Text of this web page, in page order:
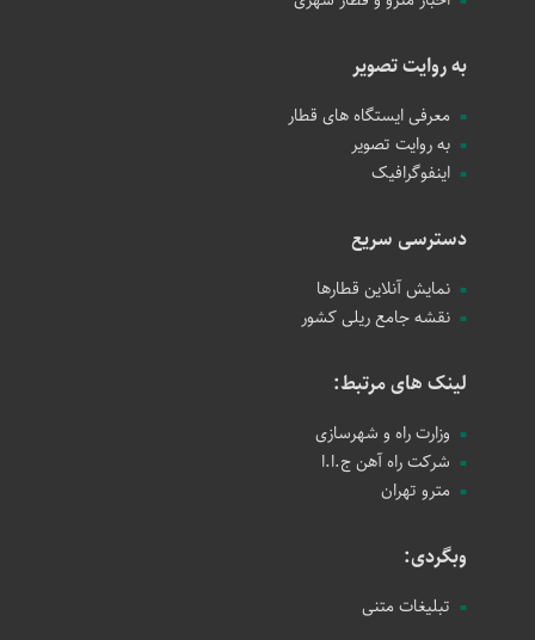
به روایت تصویر
معرفی ایستگاه های قطار
به روایت تصویر
اینفوگرافیک
دسترسی سریع
نمایش آنلاین قطارها
نقشه جامع ریلی کشور
لینک های مرتبط:
وزارت راه و شهرسازی
شرکت راه آهن ج.ا.ا
مترو تهران
وبگردی:
تبلیغات متنی